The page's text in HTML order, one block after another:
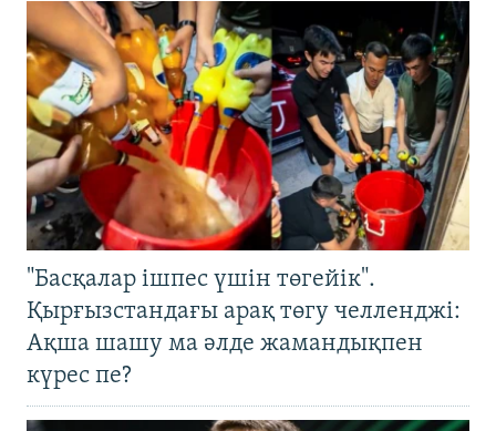
"Басқалар ішпес үшін төгейік".
Қырғызстандағы арақ төгу челленджі:
Ақша шашу ма әлде жамандықпен
күрес пе?